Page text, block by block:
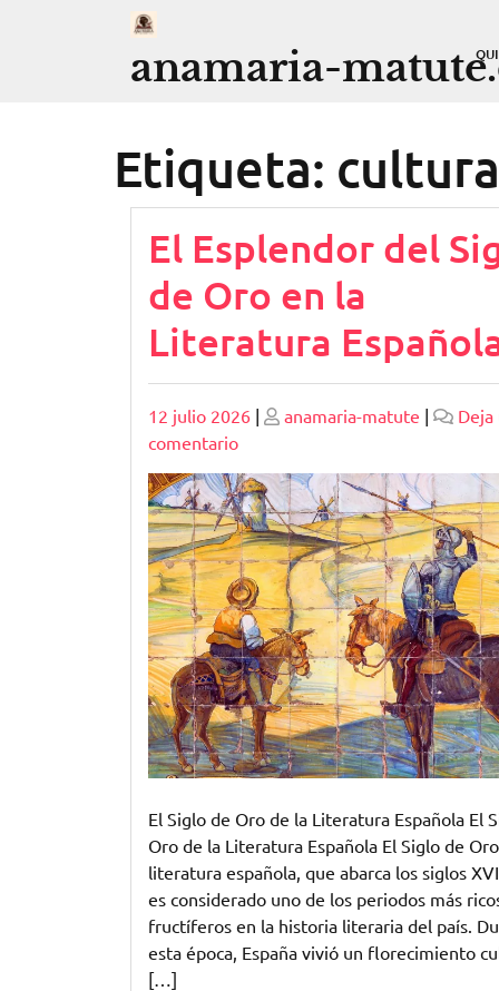
anamaria-
Etiqueta:
El Esplendor del
de Oro en la
Literatura
Publicado
12 julio 2026 | Publicado
anamaria-matute |
Deja
comentarioen
El
Esplendor
del
Siglo
de
Oro
en
la
Literatura
Española
El Siglo de Oro de la Literatura Española El
Oro de la Literatura Española El Siglo de
literatura española, que abarca los siglos XVI
es considerado uno de los periodos más
fructíferos en la historia literaria del país.
esta época, España vivió un florecimiento
[…]